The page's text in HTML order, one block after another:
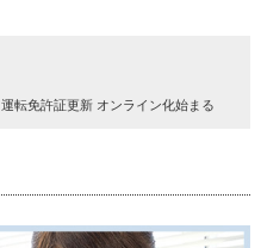
運転免許証更新 オンライン化始まる